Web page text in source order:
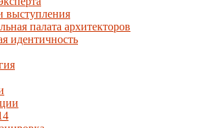
выступления
палата архитекторов
идентичность